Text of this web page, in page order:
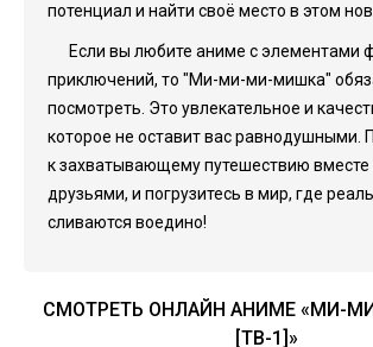
потенциал и найти своё место в этом
Если вы любите аниме с элементами
приключений, то "Ми-ми-ми-мишка"
посмотреть. Это увлекательное и
которое не оставит вас равнодушными.
к захватывающему путешествию вместе
друзьями, и погрузитесь в мир, где
сливаются воедино!
СМОТРЕТЬ ОНЛАЙН АНИМЕ «МИ-
[ТВ-1]»